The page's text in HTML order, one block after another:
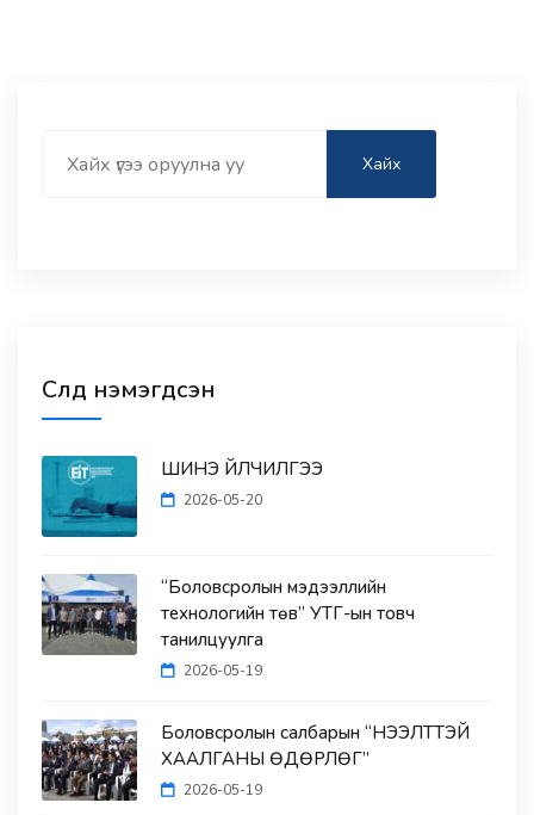
Хайх
Сүүлд нэмэгдсэн
ШИНЭ ҮЙЛЧИЛГЭЭ
2026-05-20
“Боловсролын мэдээллийн
технологийн төв” УТҮГ-ын товч
танилцуулга
2026-05-19
Боловсролын салбарын “НЭЭЛТТЭЙ
ХААЛГАНЫ ӨДӨРЛӨГ”
2026-05-19